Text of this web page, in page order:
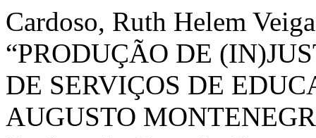
Cardoso, Ruth Helem
“PRODUÇÃO DE
DE SERVIÇOS DE
AUGUSTO